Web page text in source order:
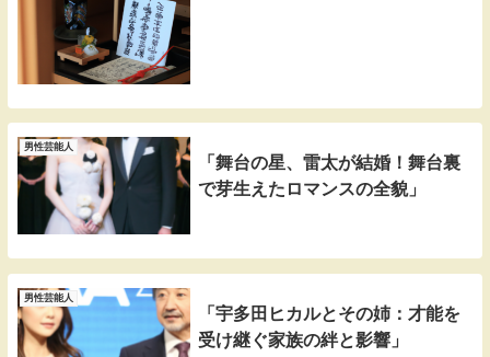
男性芸能人
「舞台の星、雷太が結婚！舞台裏
で芽生えたロマンスの全貌」
男性芸能人
「宇多田ヒカルとその姉：才能を
受け継ぐ家族の絆と影響」